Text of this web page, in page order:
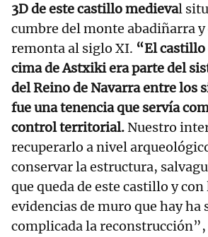
3D de este castillo medieval
cumbre del monte abadiñarra y
remonta al siglo XI. “El castillo
cima de Astxiki era parte del
del Reino de Navarra entre los
fue una tenencia que servía
control territorial. Nuestro
recuperarlo a nivel
conservar la estructura,
que queda de este castillo y con
evidencias de muro que hay ha
complicada la